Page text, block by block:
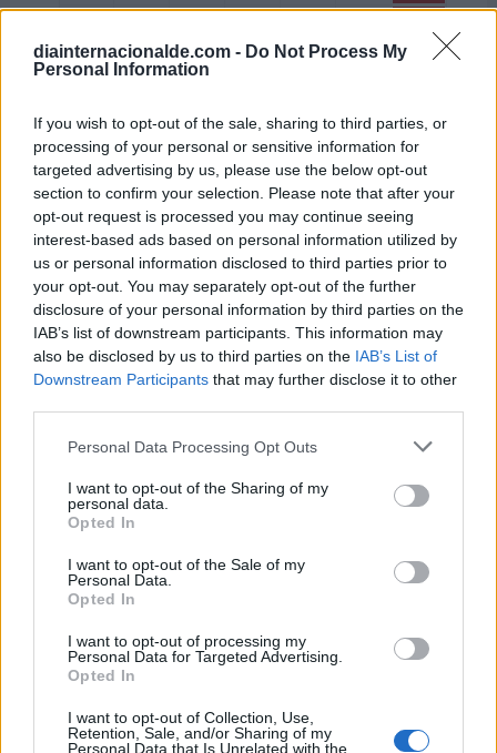
diainternacionalde.com - Do Not Process My
Personal Information
If you wish to opt-out of the sale, sharing to third parties, or
processing of your personal or sensitive information for
targeted advertising by us, please use the below opt-out
section to confirm your selection. Please note that after your
opt-out request is processed you may continue seeing
interest-based ads based on personal information utilized by
us or personal information disclosed to third parties prior to
your opt-out. You may separately opt-out of the further
disclosure of your personal information by third parties on the
IAB’s list of downstream participants. This information may
also be disclosed by us to third parties on the IAB’s List of
Downstream Participants that may further disclose it to other
Personal Data Processing Opt Outs
I want to opt-out of the Sharing of my
personal data.
Opted In
I want to opt-out of the Sale of my
Personal Data.
Opted In
I want to opt-out of processing my
Personal Data for Targeted Advertising.
Opted In
I want to opt-out of Collection, Use,
Retention, Sale, and/or Sharing of my
Personal Data that Is Unrelated with the
14
15 16 17 18 19
28
29 30 31
15:Festividad de la Asunción de la Virgen
Septiembre
Lu Ma Mi Ju Vi Sá
Do
1
2
3
4
5 6 7 8 9
10
11
12 13 14 15 16
17
18
19 20 21 22 23
24
25
26 27 28 29
Lu Ma Mi Ju Vi
Do
2
3 4 5 6
8
9
10
16
17 18 19 20